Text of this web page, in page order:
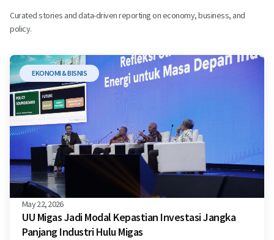
Curated stories and data-driven reporting on economy, business, and
policy.
EKONOMI & BISNIS
May 22, 2026
UU Migas Jadi Modal Kepastian Investasi Jangka
Panjang Industri Hulu Migas